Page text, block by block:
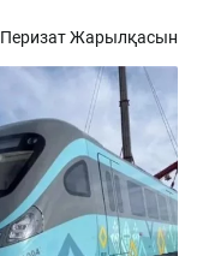
Перизат Жарылқасын